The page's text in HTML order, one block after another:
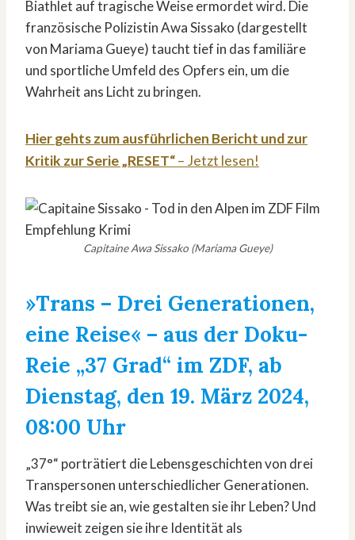
Biathlet auf tragische Weise ermordet wird. Die
französische Polizistin Awa Sissako (dargestellt
von Mariama Gueye) taucht tief in das familiäre
und sportliche Umfeld des Opfers ein, um die
Wahrheit ans Licht zu bringen.
Hiergehts zum ausführlichen Bericht und zur
Kritik zur Serie „RESET“– Jetzt lesen!
Capitaine Awa Sissako (Mariama Gueye)
»Trans – Drei Generationen,
eine Reise« – aus der Doku-
Reie „37 Grad“ im ZDF, ab
Dienstag, den 19. März 2024,
08:00 Uhr
„37°“ porträtiert die Lebensgeschichten von drei
Transpersonen unterschiedlicher Generationen.
Was treibt sie an, wie gestalten sie ihr Leben? Und
inwieweit zeigen sie ihre Identität als